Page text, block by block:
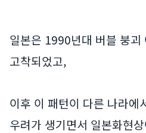
일본은 1990년대 버블 붕괴
고착되었고,
이후 이 패턴이 다른 나라에
우려가 생기면서 일본화현